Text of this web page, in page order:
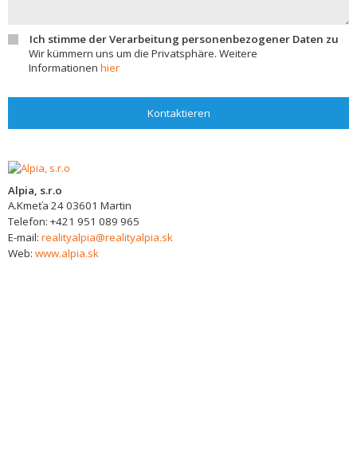
Ich stimme der Verarbeitung personenbezogener Daten zu
Wir kümmern uns um die Privatsphäre. Weitere
Informationen hier
Kontaktieren
Alpia, s.r.o
A.Kmeťa 2403601 Martin
Telefon: +421 951 089 965
E-mail: realityalpia@realityalpia.sk
Web: www.alpia.sk